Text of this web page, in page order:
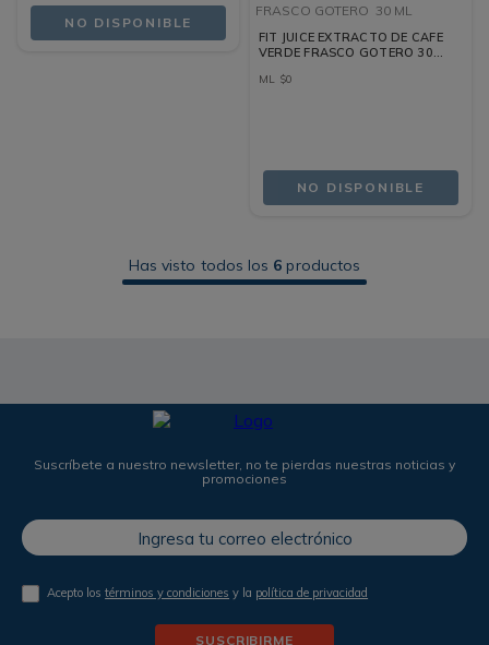
NO DISPONIBLE
FRASCO GOTERO 30 ML
FIT JUICE EXTRACTO DE CAFE
VERDE FRASCO GOTERO 30
ML $0
NO DISPONIBLE
Has visto todos los 6 productos
Suscríbete a nuestro newsletter, no te pierdas nuestras noticias y
promociones
Acepto lostérminos y condiciones y la política de privacidad
SUSCRIBIRME